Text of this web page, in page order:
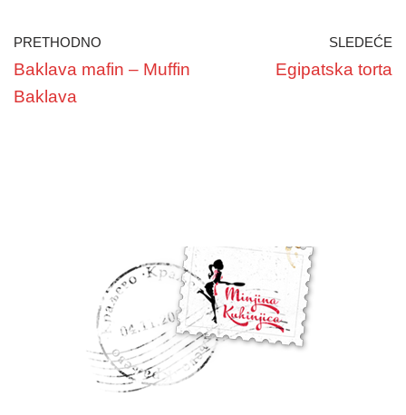
PRETHODNO
Baklava mafin – Muffin
Baklava
SLEDEĆE
Egipatska torta